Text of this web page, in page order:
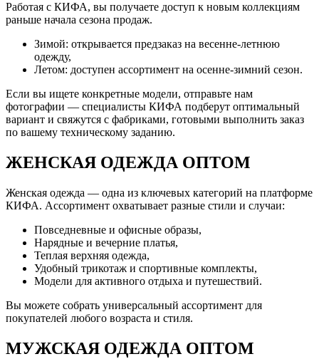
Работая с КИФА, вы получаете доступ к новым коллекциям
раньше начала сезона продаж.
Зимой: открывается предзаказ на весенне-летнюю
одежду,
Летом: доступен ассортимент на осенне-зимний сезон.
Если вы ищете конкретные модели, отправьте нам
фотографии — специалисты КИФА подберут оптимальный
вариант и свяжутся с фабриками, готовыми выполнить заказ
по вашему техническому заданию.
ЖЕНСКАЯ ОДЕЖДА ОПТОМ
Женская одежда — одна из ключевых категорий на платформе
КИФА. Ассортимент охватывает разные стили и случаи:
Повседневные и офисные образы,
Нарядные и вечерние платья,
Теплая верхняя одежда,
Удобный трикотаж и спортивные комплекты,
Модели для активного отдыха и путешествий.
Вы можете собрать универсальный ассортимент для
покупателей любого возраста и стиля.
МУЖСКАЯ ОДЕЖДА ОПТОМ